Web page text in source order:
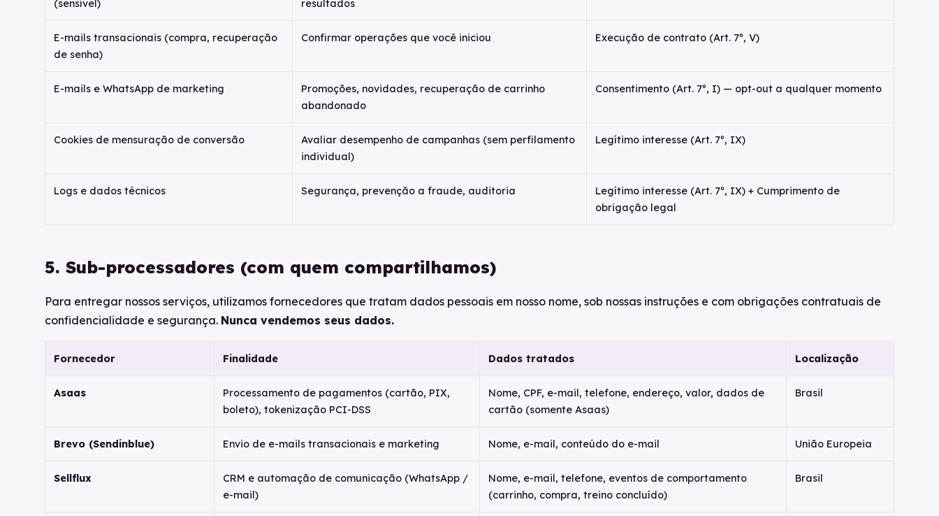
(sensível)
resultados
E-mails transacionais (compra, recuperação
de senha)
Confirmar operações que você iniciou Execução de contrato (Art. 7º, V)
E-mails e WhatsApp de marketing
Promoções, novidades, recuperação de carrinho
abandonado
Consentimento (Art. 7º, I) — opt-out a qualquer momento
Cookies de mensuração de conversão
Avaliar desempenho de campanhas (sem perfilamento
individual)
Legítimo interesse (Art. 7º, IX)
Logs e dados técnicos Segurança, prevenção a fraude, auditoria
Legítimo interesse (Art. 7º, IX) + Cumprimento de
obrigação legal
5. Sub-processadores (com quem compartilhamos)
Para entregar nossos serviços, utilizamos fornecedores que tratam dados pessoais em nosso nome, sob nossas instruções e com obrigações contratuais de
confidencialidade e segurança. Nunca vendemos seus dados.
Fornecedor Finalidade Dados tratados Localização
Asaas
Processamento de pagamentos (cartão, PIX,
boleto), tokenização PCI-DSS
Nome, CPF, e-mail, telefone, endereço, valor, dados de
cartão (somente Asaas)
Brasil
Brevo (Sendinblue) Envio de e-mails transacionais e marketing Nome, e-mail, conteúdo do e-mail União Europeia
Sellflux
CRM e automação de comunicação (WhatsApp /
e-mail)
Nome, e-mail, telefone, eventos de comportamento
(carrinho, compra, treino concluído)
Brasil